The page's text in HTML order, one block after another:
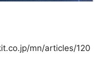
mn/articles/120